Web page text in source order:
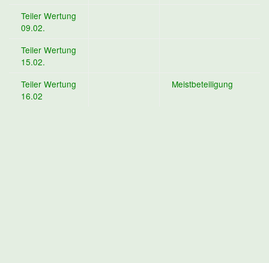
Teiler Wertung
09.02.
Teiler Wertung
15.02.
Teiler Wertung
16.02
Meistbeteiligung